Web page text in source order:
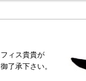
ィス貴貴が
了承下さい。